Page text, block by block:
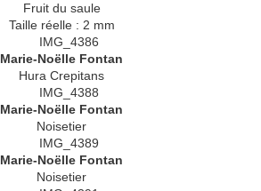
Fruit du saule
Taille réelle : 2 mm
Marie-Noëlle Fontan
Hura Crepitans
Marie-Noëlle Fontan
Noisetier
Marie-Noëlle Fontan
Noisetier